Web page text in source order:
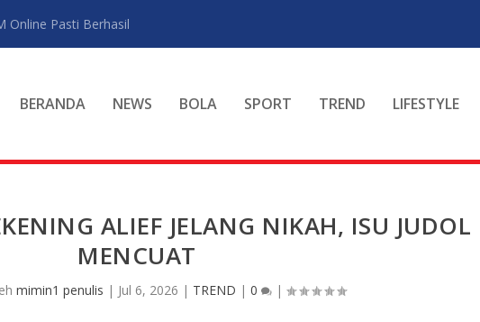
Online Pasti Berhasil
BERANDA NEWS BOLA SPORT TREND LIFESTYLE
ALIEF JELANG NIKAH, ISU JUDOL
MENCUAT
mimin1 penulis | Jul 6, 2026 | TREND | 0 |